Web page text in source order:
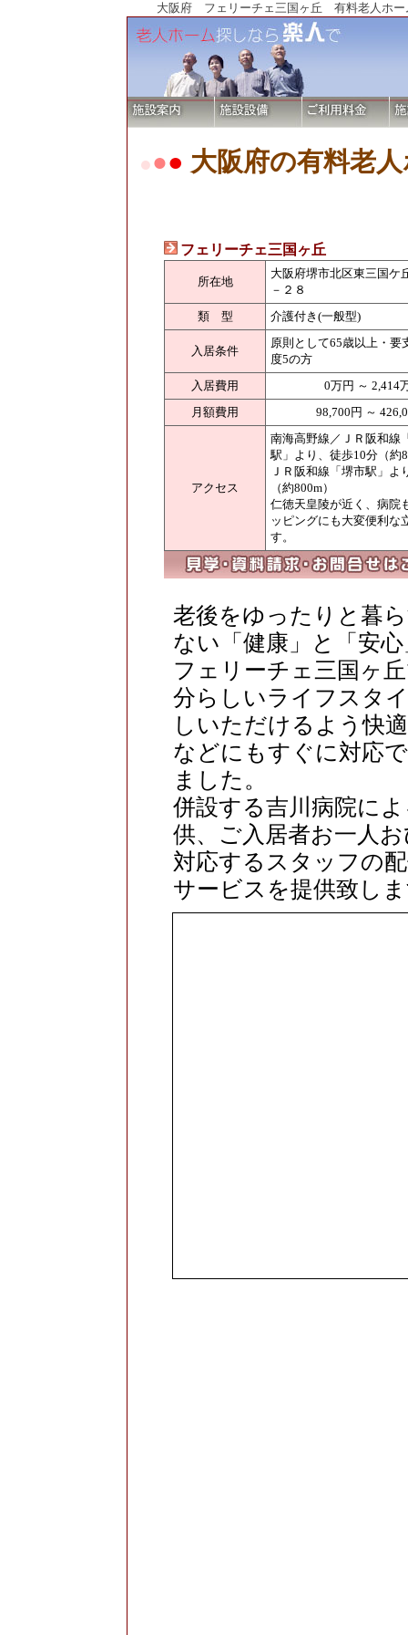
大阪府 フェリーチェ三国ヶ丘 有料老人ホ
●●● 大阪府の有料老
フェリーチェ三国ヶ丘
所在地
大阪府堺市北区東三国ケ
－２８
類 型
介護付き(一般型)
入居条件
原則として65歳以上・要
度5の方
入居費用
0万円 ～ 2,414
月額費用
98,700円 ～
アクセス
南海高野線／ＪＲ阪和線
駅」より、徒歩10分（約
ＪＲ阪和線「堺市駅」よ
（約800m）
仁徳天皇陵が近く、病院
ッピングにも大変便利な
す。
老後をゆったりと暮
ない「健康」と「安
フェリーチェ三国ヶ
分らしいライフスタ
しいただけるよう快
などにもすぐに対応
ました。
併設する吉川病院に
供、ご入居者お一人
対応するスタッフの
サービスを提供致し